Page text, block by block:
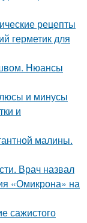
рецепты
герметик для
Нюансы
и минусы
и
малины.
Врач назвал
«Омикрона» на
сажистого